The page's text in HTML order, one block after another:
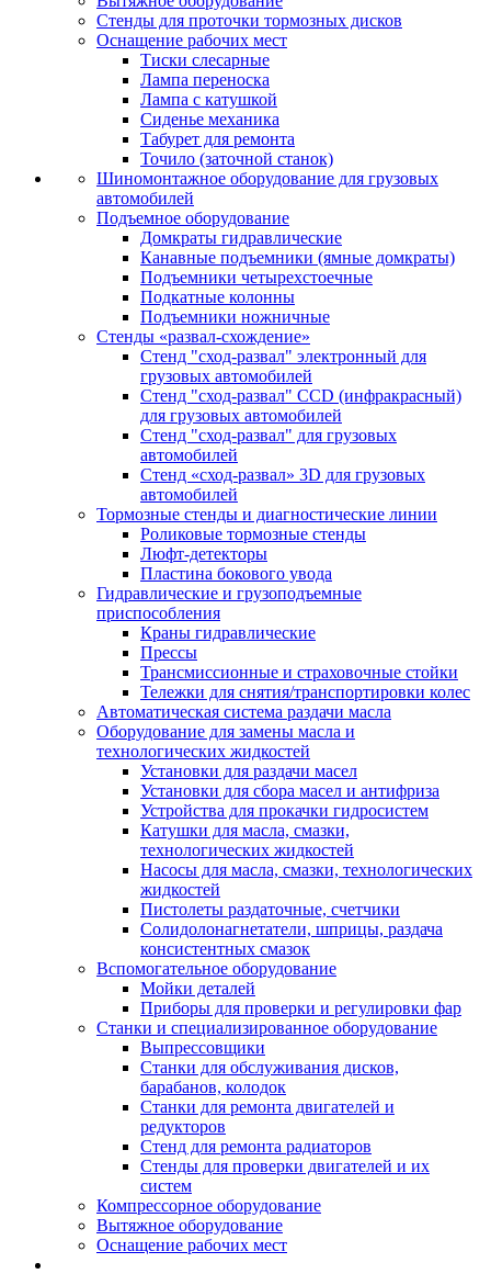
Стенды для проточки тормозных дисков
Оснащение рабочих мест
Тиски слесарные
Лампа переноска
Лампа с катушкой
Сиденье механика
Табурет для ремонта
Точило (заточной станок)
Шиномонтажное оборудование для грузовых
автомобилей
Подъемное оборудование
Домкраты гидравлические
Канавные подъемники (ямные домкраты)
Подъемники четырехстоечные
Подкатные колонны
Подъемники ножничные
Стенды «развал-схождение»
Стенд "сход-развал" электронный для
грузовых автомобилей
Стенд "сход-развал" CCD (инфракрасный)
для грузовых автомобилей
Стенд "сход-развал" для грузовых
автомобилей
Стенд «сход-развал» 3D для грузовых
автомобилей
Тормозные стенды и диагностические линии
Роликовые тормозные стенды
Люфт-детекторы
Пластина бокового увода
Гидравлические и грузоподъемные
приспособления
Краны гидравлические
Прессы
Трансмиссионные и страховочные стойки
Тележки для снятия/транспортировки колес
Автоматическая система раздачи масла
Оборудование для замены масла и
технологических жидкостей
Установки для раздачи масел
Установки для сбора масел и антифриза
Устройства для прокачки гидросистем
Катушки для масла, смазки,
технологических жидкостей
Насосы для масла, смазки, технологических
жидкостей
Пистолеты раздаточные, счетчики
Солидолонагнетатели, шприцы, раздача
консистентных смазок
Вспомогательное оборудование
Мойки деталей
Приборы для проверки и регулировки фар
Станки и специализированное оборудование
Выпрессовщики
Станки для обслуживания дисков,
барабанов, колодок
Станки для ремонта двигателей и
редукторов
Стенд для ремонта радиаторов
Стенды для проверки двигателей и их
систем
Компрессорное оборудование
Вытяжное оборудование
Оснащение рабочих мест